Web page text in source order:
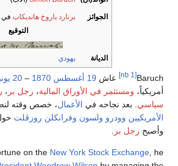
الجوائز برنارد باروخ هانديكابفي
التوقيع
الديانة يهودي
Baruch
[nb 1] عاش19 أغسطس 1870
–20 يونيو
أمريكياً،ومستثمر في الأوراق المالية،رجل بر ،
سياسي. بعد نجاحه فيالأعمال، خصص وقته لنصح
الأمريكيين وودرو ولسون وفرانكلن روزڤلتحول
وأصبحرجل بر .
fortune on theNew York Stock Exchange, he